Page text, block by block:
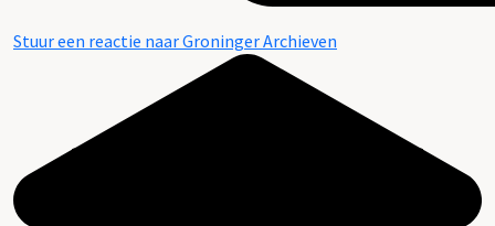
Stuur een reactie naar Groninger Archieven